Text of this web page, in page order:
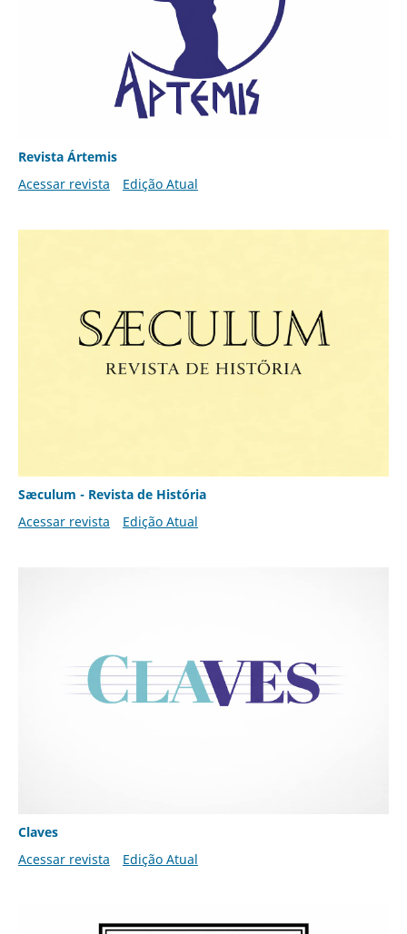
Revista Ártemis
Acessar revista
Edição Atual
Sæculum - Revista de História
Acessar revista
Edição Atual
Claves
Acessar revista
Edição Atual